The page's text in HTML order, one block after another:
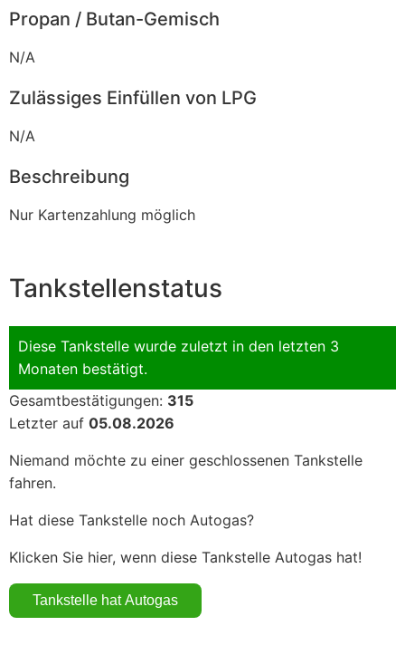
Propan / Butan-Gemisch
N/A
Zulässiges Einfüllen von LPG
N/A
Beschreibung
Nur Kartenzahlung möglich
Tankstellenstatus
Diese Tankstelle wurde zuletzt in den letzten 3
Monaten bestätigt.
Gesamtbestätigungen: 315
Letzter auf 05.08.2026
Niemand möchte zu einer geschlossenen Tankstelle
fahren.
Hat diese Tankstelle noch Autogas?
Klicken Sie hier, wenn diese Tankstelle Autogas hat!